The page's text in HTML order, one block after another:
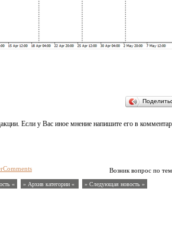
Если у Вас иное мнение напишите его в
Возник вопрос по
« » Архив категории « » Следующая новость »